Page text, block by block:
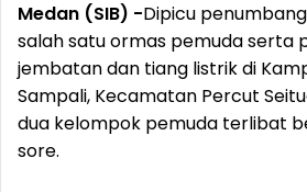
Medan (SIB) -Dipicu
salah satu ormas pemuda serta
jembatan dan tiang listrik di
Sampali, Kecamatan Percut
dua kelompok pemuda terlibat
sore.